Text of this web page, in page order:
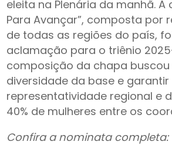
eleita na Plenária da manhã. A
Para Avançar”, composta por
de todas as regiões do país,
aclamação para o triênio
composição da chapa
diversidade da base e garantir
representatividade regional e
40% de mulheres entre os
Confira a nominata completa: